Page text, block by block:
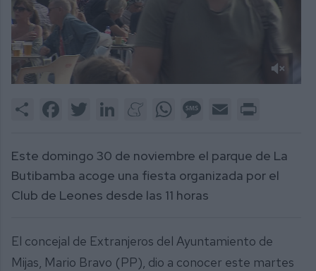
2
Share FacebookTwitter LinkedInMeneameWhatsAppMessage
Email
Este domingo 30 de noviembre el parque de La
Butibamba acoge una fiesta organizada por el
Club de Leones desde las 11 horas
El concejal de Extranjeros del Ayuntamiento de
Mijas, Mario Bravo (PP), dio a conocer este martes